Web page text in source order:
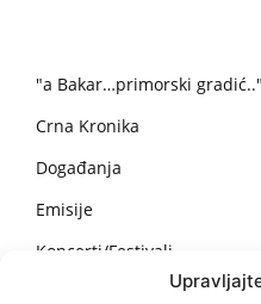
"a Bakar…primorski gradić.."
Crna Kronika
Događanja
Emisije
Koncerti/Festivali
Nekategorizirano